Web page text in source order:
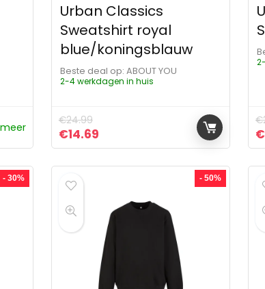
€39.99.
meer
Urban Classics
Sweatshirt royal
blue/koningsblauw
Beste deal op:
ABOUT YOU
2-4 werkdagen in huis
€24.99
Oorspronkelijke prijs was: €24.99.
€14.69Huidige prijs is: €14.69.
€
€
- 30% - 50%